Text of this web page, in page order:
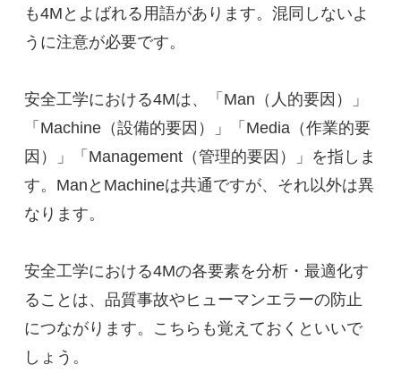
も4Mとよばれる用語があります。混同しないよ
うに注意が必要です。
安全工学における4Mは、「Man（人的要因）」
「Machine（設備的要因）」「Media（作業的要
因）」「Management（管理的要因）」を指しま
す。ManとMachineは共通ですが、それ以外は異
なります。
安全工学における4Mの各要素を分析・最適化す
ることは、品質事故やヒューマンエラーの防止
につながります。こちらも覚えておくといいで
しょう。